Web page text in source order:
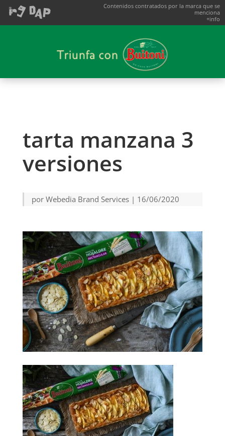
Contenidos contratados por la marca que se
menciona
+info
tarta manzana 3
versiones
por Webedia Brand Services| 16/06/2020